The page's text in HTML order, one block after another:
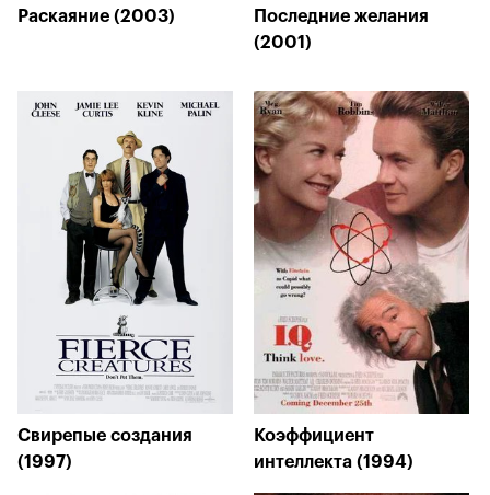
Раскаяние (2003)
Последние желания
(2001)
Свирепые создания
(1997)
Коэффициент
интеллекта (1994)